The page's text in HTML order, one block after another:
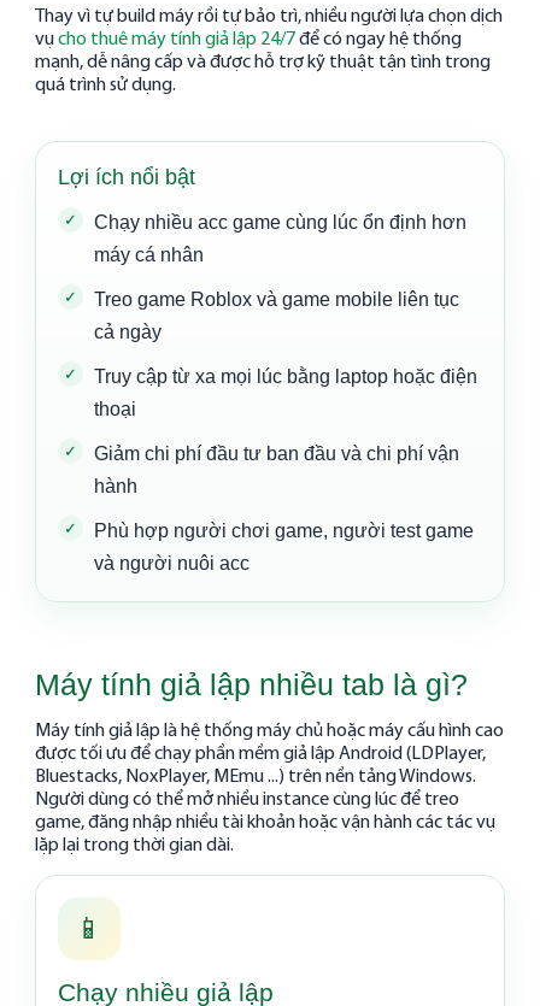
Thay vì tự build máy rồi tự bảo trì, nhiều người lựa chọn dịch
vụcho thuê máy tính giả lập 24/7để có ngay hệ thống
mạnh, dễ nâng cấp và được hỗ trợ kỹ thuật tận tình trong
quá trình sử dụng.
Lợi ích nổi bật
Chạy nhiều acc game cùng lúc ổn định hơn
máy cá nhân
Treo game Roblox và game mobile liên tục
cả ngày
Truy cập từ xa mọi lúc bằng laptop hoặc điện
thoại
Giảm chi phí đầu tư ban đầu và chi phí vận
hành
Phù hợp người chơi game, người test game
và người nuôi acc
Máy tính giả lập nhiều tab là gì?
Máy tính giả lập là hệ thống máy chủ hoặc máy cấu hình cao
được tối ưu để chạy phần mềm giả lập Android (LDPlayer,
Bluestacks, NoxPlayer, MEmu ...) trên nền tảng Windows.
Người dùng có thể mở nhiều instance cùng lúc để treo
game, đăng nhập nhiều tài khoản hoặc vận hành các tác vụ
lặp lại trong thời gian dài.
📱
Chạy nhiều giả lập